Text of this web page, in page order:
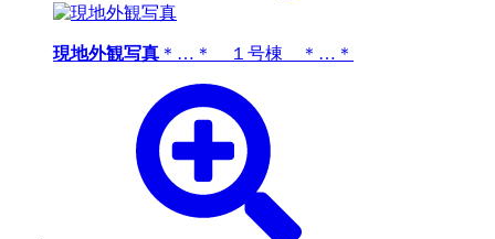
現地外観写真 ＊…＊ １号棟 ＊…＊